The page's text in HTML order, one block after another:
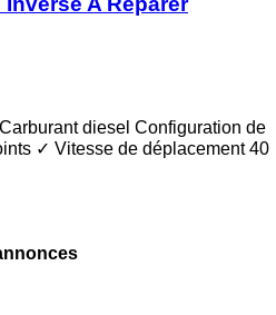
Carburant diesel Configuration de
✓ Vitesse de déplacement 40